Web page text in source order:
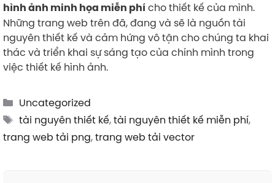
hình ảnh minh họa miễn phícho thiết kế của mình.
Những trang web trên đã, đang và sẽ là nguồn tài
nguyên thiết kế và cảm hứng vô tận cho chúng ta khai
thác và triển khai sự sáng tạo của chính mình trong
việc thiết kế hình ảnh.
Categories
Uncategorized
Tags
tài nguyên thiết kế,tài nguyên thiết kế miễn phí,
trang web tải png,trang web tải vector